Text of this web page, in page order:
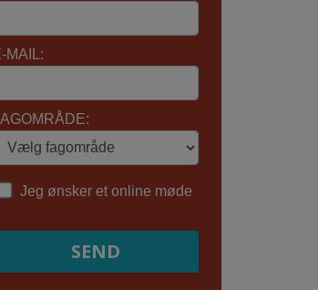
MAIL:
Jeg ønsker et online møde
SEND